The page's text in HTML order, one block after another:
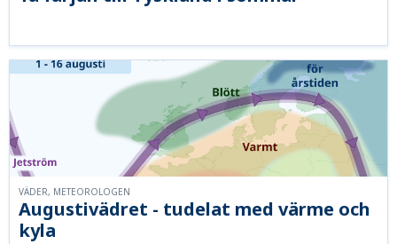
Augustivädret - tudelat med värme och
kyla
VÄDER, METEOROLOGEN